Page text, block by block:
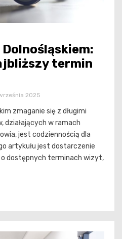
termin
2025
zmaganie się z długimi
działających w ramach
jest codziennością dla
artykułu jest dostarczenie
dostępnych terminach wizyt,